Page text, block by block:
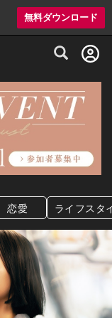
無料ダウンロード
アムレストラン予約
恋愛 ライフスタ